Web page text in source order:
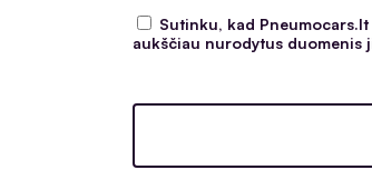
Sutinku, kad
aukščiau nurodytus duomenis